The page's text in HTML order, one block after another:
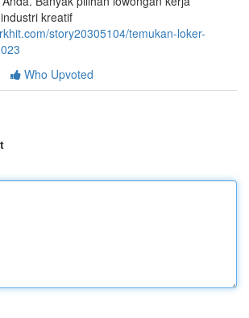
kreatif
story20305104/temukan-loker-
Who Upvoted